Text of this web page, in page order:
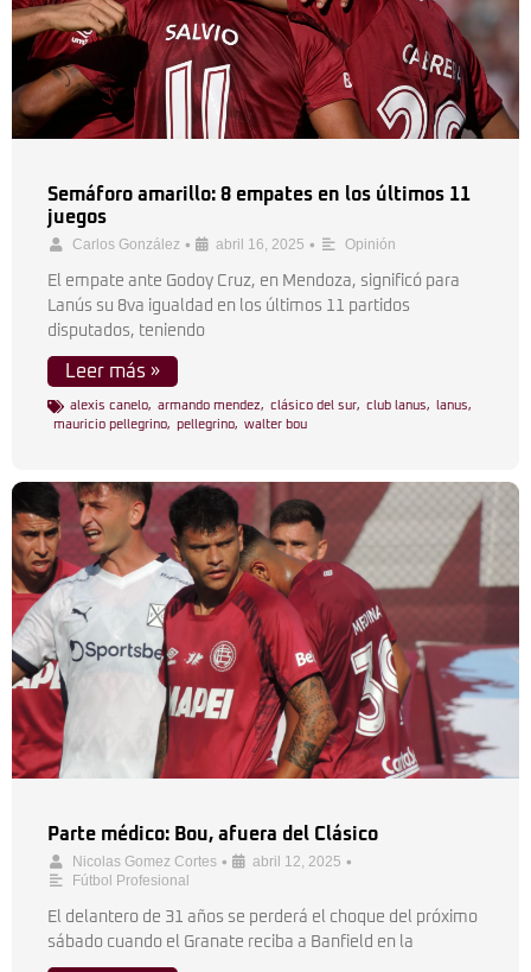
Semáforo amarillo: 8 empates en los últimos 11
juegos
Carlos González • abril 16, 2025 • Opinión
El empate ante Godoy Cruz, en Mendoza, significó para
Lanús su 8va igualdad en los últimos 11 partidos
disputados, teniendo
Leer más »
alexis canelo, armando mendez, clásico del sur, club lanus, lanus,
mauricio pellegrino, pellegrino, walter bou
Parte médico: Bou, afuera del Clásico
Nicolas Gomez Cortes • abril 12, 2025 •
Fútbol Profesional
El delantero de 31 años se perderá el choque del próximo
sábado cuando el Granate reciba a Banfield en la